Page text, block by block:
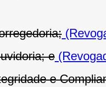
e
e